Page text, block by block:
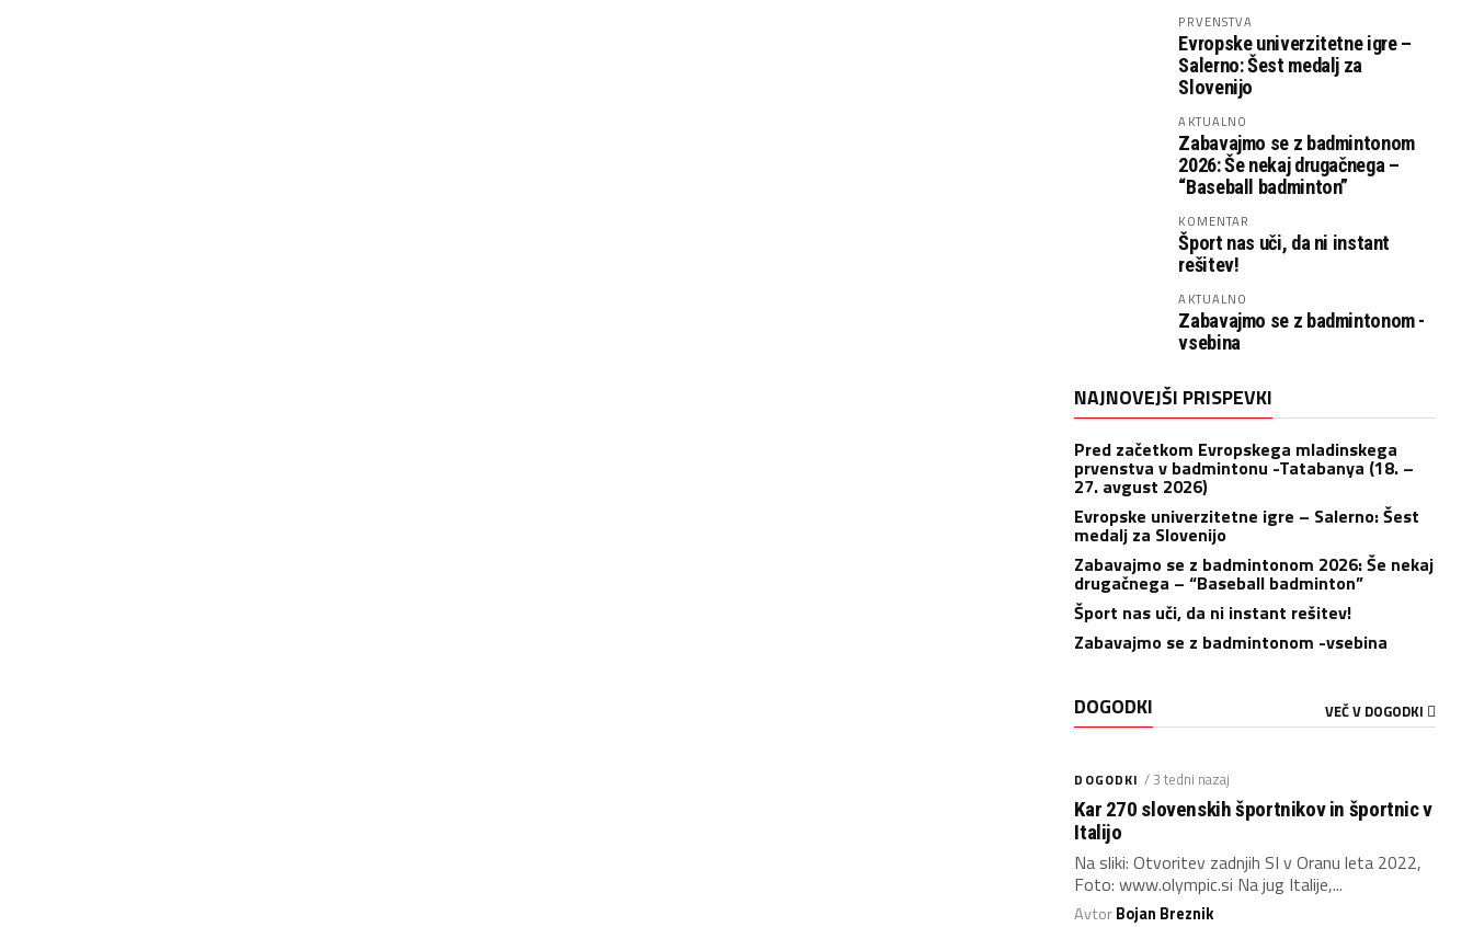
PRVENSTVA
Evropske univerzitetne igre –
Salerno: Šest medalj za
Slovenijo
AKTUALNO
Zabavajmo se z badmintonom
2026: Še nekaj drugačnega –
“Baseball badminton”
KOMENTAR
Šport nas uči, da ni instant
rešitev!
AKTUALNO
Zabavajmo se z badmintonom -
vsebina
NAJNOVEJŠI PRISPEVKI
Pred začetkom Evropskega mladinskega
prvenstva v badmintonu -Tatabanya (18. –
27. avgust 2026)
Evropske univerzitetne igre – Salerno: Šest
medalj za Slovenijo
Zabavajmo se z badmintonom 2026: Še nekaj
drugačnega – “Baseball badminton”
Šport nas uči, da ni instant rešitev!
Zabavajmo se z badmintonom -vsebina
DOGODKI VEČ V DOGODKI
DOGODKI / 3 tedni nazaj
Kar 270 slovenskih športnikov in športnic v
Italijo
Na sliki: Otvoritev zadnjih SI v Oranu leta 2022,
Foto: www.olympic.si Na jug Italije,...
AvtorBojan Breznik